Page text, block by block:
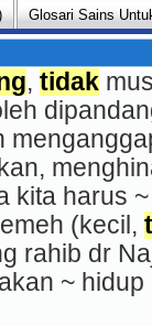
Glosari Sains
, tidak
kita harus
(kecil,
rahib dr
~